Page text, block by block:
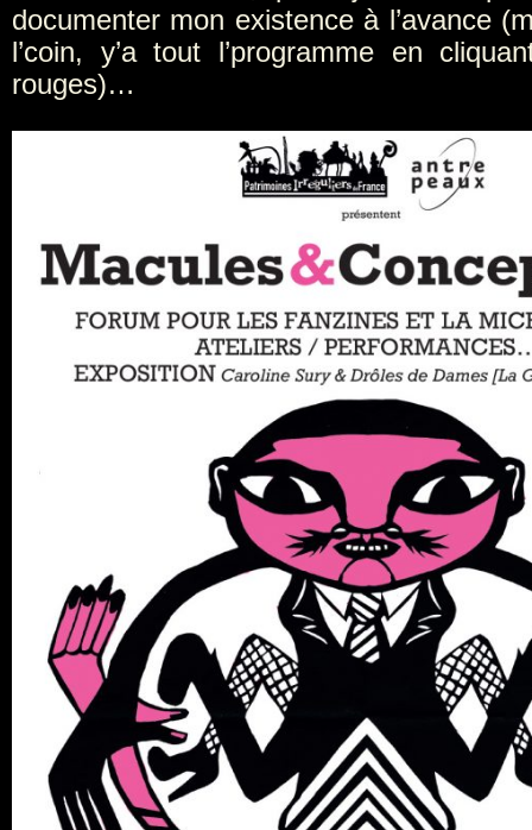
documenter mon existence à l’avance
l’coin, y’a tout l’programme en
rouges)…